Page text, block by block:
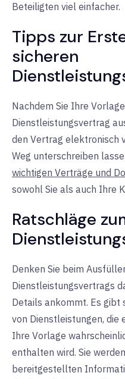
Beteiligten viel einfacher.
Tipps zur
sicheren
Nachdem Sie Ihre
Dienstleistungsvertrag
den Vertrag elektronisch
Weg unterschreiben
wichtigen Verträge und
sowohl Sie als auch Ihre
Ratschläge
Denken Sie beim
Dienstleistungsvertrags
Details ankommt. Es gibt
von Dienstleistungen, die
Ihre Vorlage
enthalten wird. Sie
bereitgestellten